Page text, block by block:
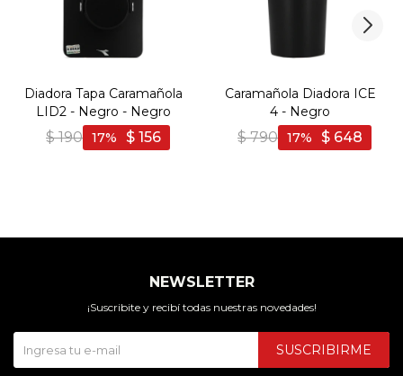
Diadora Tapa Caramañola
LID2 - Negro - Negro
$ 190 $ 156
17
Caramañola Diadora ICE
4 - Negro
$ 790 $ 648
17
NEWSLETTER
¡Suscribite y recibí todas nuestras novedades!
SUSCRIBIRME